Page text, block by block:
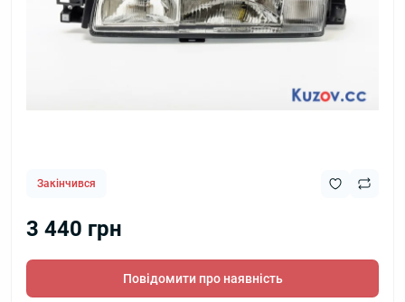
Закінчився
3 440 грн
Повідомити про наявність